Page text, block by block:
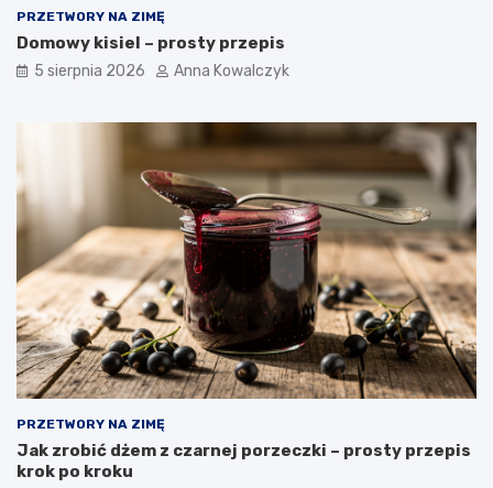
PRZETWORY NA ZIMĘ
Domowy kisiel – prosty przepis
5 sierpnia 2026 Anna Kowalczyk
PRZETWORY NA ZIMĘ
Jak zrobić dżem z czarnej porzeczki – prosty przepis
krok po kroku